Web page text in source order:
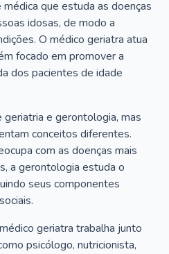
que estuda as doenças
idosas, de modo a
O médico geriatra atua
focado em promover a
dos pacientes de idade
geriatria e gerontologia, mas
conceitos diferentes.
com as doenças mais
a gerontologia estuda o
seus componentes
geriatra trabalha junto
psicólogo, nutricionista,